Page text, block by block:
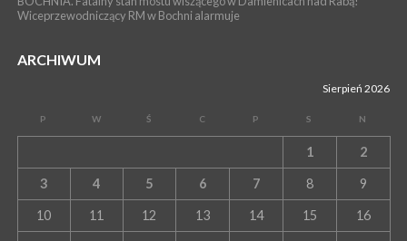
Wiceprzewodniczący RM w Bochni alarmuje
ARCHIWUM
Sierpień 2026
P W Ś C P S N
1 2
3 4 5 6 7 8 9
10 11 12 13 14 15 16